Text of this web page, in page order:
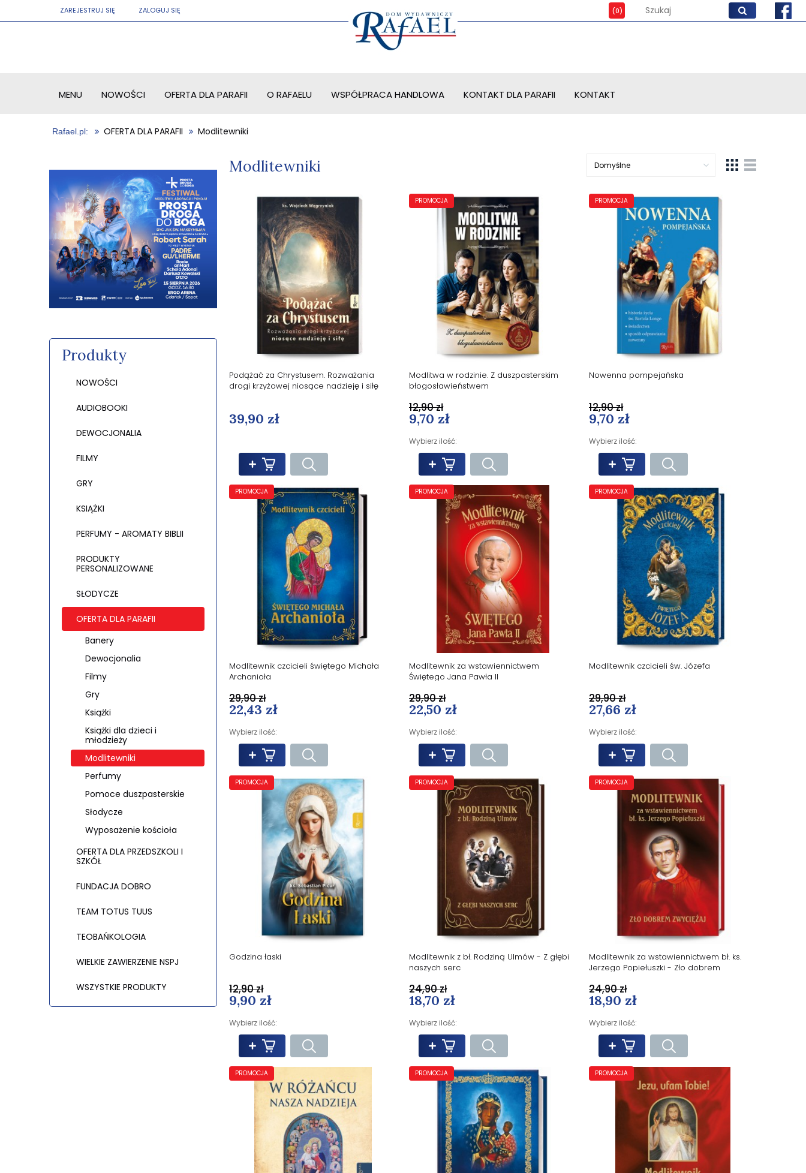
ZAREJESTRUJ SIĘ ZALOGUJ SIĘ
MENU NOWOŚCI OFERTA DLA PARAFII O RAFAELU WSPÓŁPRACA HANDLOWA KONTAKT DLA PARAFII KONTAKT
OFERTA DLA PARAFII Modlitewniki
Produkty
NOWOŚCI
AUDIOBOOKI
DEWOCJONALIA
FILMY
GRY
KSIĄŻKI
PERFUMY - AROMATY BIBLII
PRODUKTY
PERSONALIZOWANE
SŁODYCZE
OFERTA DLA PARAFII
Banery
Dewocjonalia
Filmy
Gry
Książki
Książki dla dzieci i
młodzieży
Modlitewniki
Perfumy
Pomoce duszpasterskie
Słodycze
Wyposażenie kościoła
OFERTA DLA PRZEDSZKOLI I
SZKÓŁ
FUNDACJA DOBRO
TEAM TOTUS TUUS
TEOBAŃKOLOGIA
WIELKIE ZAWIERZENIE NSPJ
WSZYSTKIE PRODUKTY
Modlitewniki
Podążać za Chrystusem. Rozważania
drogi krzyżowej niosące nadzieję i siłę
39,90 zł
Modlitwa w rodzinie. Z duszpasterskim
błogosławieństwem
9,70 zł
Wybierz ilość:
12,90 zł
PROMOCJA
Nowenna pompejańska
9,70 zł
Wybierz ilość:
12,90 zł
PROMOCJA
Modlitewnik czcicieli świętego Michała
Archanioła
22,43 zł
Wybierz ilość:
29,90 zł
PROMOCJA
Modlitewnik za wstawiennictwem
Świętego Jana Pawła II
22,50 zł
Wybierz ilość:
29,90 zł
PROMOCJA
Modlitewnik czcicieli św. Józefa
27,66 zł
Wybierz ilość:
29,90 zł
PROMOCJA
Godzina łaski
9,90 zł
Wybierz ilość:
12,90 zł
PROMOCJA
Modlitewnik z bł. Rodziną Ulmów - Z głębi
naszych serc
18,70 zł
Wybierz ilość:
24,90 zł
PROMOCJA
Modlitewnik za wstawiennictwem bł. ks.
Jerzego Popiełuszki - Zło dobrem
18,90 zł
Wybierz ilość:
24,90 zł
PROMOCJA
PROMOCJA PROMOCJA PROMOCJA